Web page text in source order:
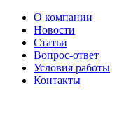
О компании
Новости
Статьи
Вопрос-ответ
Условия работы
Контакты